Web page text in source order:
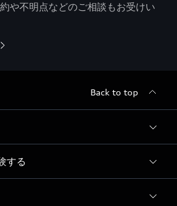
や不明点などのご相談もお受けい
Back to top
する